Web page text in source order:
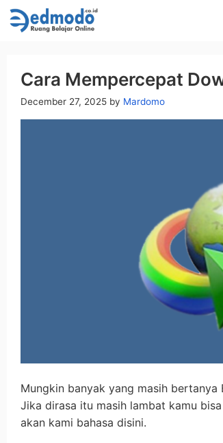
Cara Mempercepat
December 27, 2025 by Mardomo
Mungkin banyak yang masih bertanya
Jika dirasa itu masih lambat kamu
akan kami bahasa disini.